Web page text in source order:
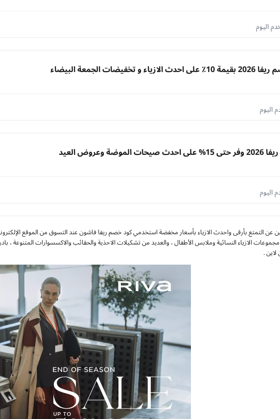
و تخفيضات الجمعة البيضاء
وعروض العيد
الازياء النسائية وملابس الأطفال ، والعديد من تشكيلات الاحذية والحقائب والاكسسوارات المتنوعة
.